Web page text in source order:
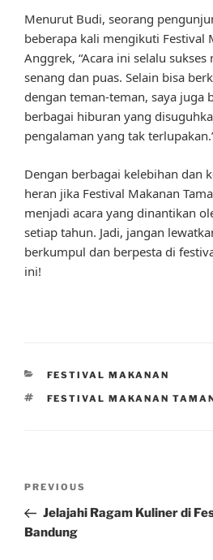
Menurut Budi, seorang
beberapa kali mengikuti Festival
Anggrek, “Acara ini selalu
senang dan puas. Selain bisa
dengan teman-teman, saya juga
berbagai hiburan yang
pengalaman yang tak
Dengan berbagai kelebihan dan
heran jika Festival Makanan
menjadi acara yang dinantikan
setiap tahun. Jadi, jangan
berkumpul dan berpesta di
ini!
CATEGORIES
FESTIVAL MAKANAN
TAGS
FESTIVAL MAKANAN
Previous
Post
PREVIOUS
Jelajahi Ragam Kuliner di
Bandung